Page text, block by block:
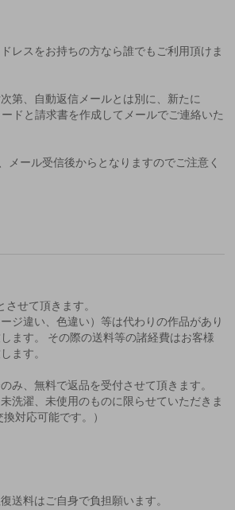
レスをお持ちの方なら誰でもご利用頂けま
第、自動返信メールとは別に、新たに
ードと請求書を作成してメールでご連絡いた
メール受信後からとなりますのでご注意く
せて頂きます。
ジ違い、色違い）等は代わりの作品があり
ます。 その際の送料等の諸経費はお客様
ます。
み、無料で返品を受付させて頂きます。
洗濯、未使用のものに限らせていただきま
対応可能です。）
送料はご自身で負担願います。